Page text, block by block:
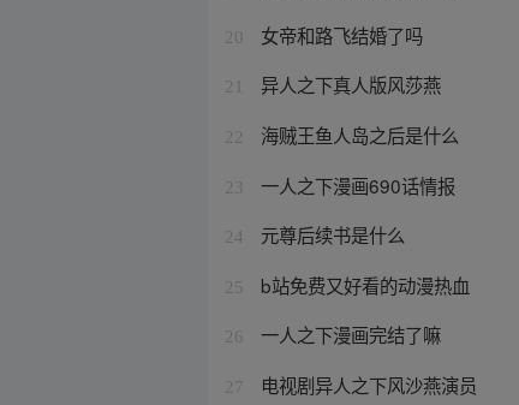
20 女帝和路飞结婚了吗
21 异人之下真人版风莎燕
22 海贼王鱼人岛之后是什么
23 一人之下漫画690话情报
24 元尊后续书是什么
25 b站免费又好看的动漫热血
26 一人之下漫画完结了嘛
27 电视剧异人之下风沙燕演员